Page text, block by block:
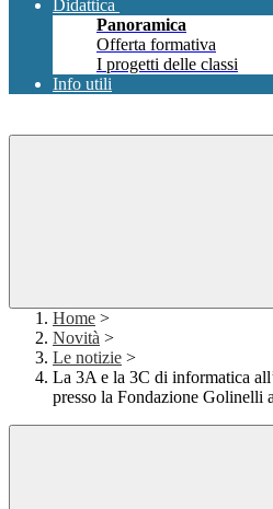
Didattica
Panoramica
Offerta formativa
I progetti delle classi
Info utili
Home >
Novità >
Le notizie >
La 3A e la 3C di informatica
presso la Fondazione Golinelli